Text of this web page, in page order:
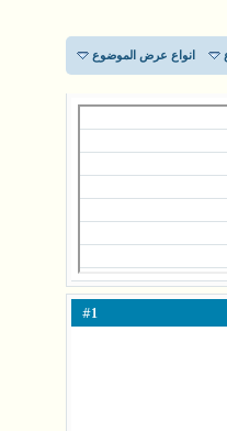
انواع عرض الموضوع
1